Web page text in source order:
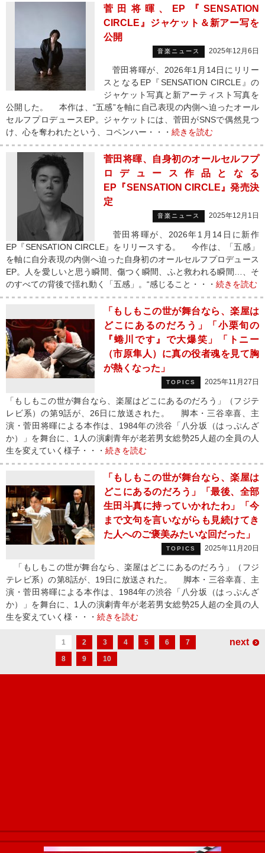
菅田将暉、EP『SENSATION
CIRCLE』ジャケット＆新アー写を
公開
音楽ニュース 2025年12月6日
菅田将暉が、2026年1月14日にリリー
スとなるEP『SENSATION CIRCLE』の
ジャケット写真と新アーティスト写真を
公開した。 本作は、“五感”を軸に自己表現の内側へ迫ったオール
セルフプロデュースEP。ジャケットには、菅田がSNSで偶然見つ
け、心を奪われたという、コペンハー・・・ 続きを読む
菅田将暉、自身初のオールセルフプ
ロデュース作品となる
EP『SENSATION CIRCLE』発売決
定
音楽ニュース 2025年12月1日
菅田将暉が、2026年1月14日に新作
EP『SENSATION CIRCLE』をリリースする。 今作は、「五感」
を軸に自分表現の内側へ迫った自身初のオールセルフプロデュース
EP。人を愛しいと思う瞬間、傷つく瞬間、ふと救われる瞬間…、そ
のすべての背後で揺れ動く「五感」。“感じること・・・ 続きを読む
「もしもこの世が舞台なら、楽屋は
どこにあるのだろう」「小栗旬の
『蜷川です』で大爆笑」「トニー
（市原隼人）に真の役者魂を見て胸
が熱くなった」
TOPICS 2025年11月27日
「もしもこの世が舞台なら、楽屋はどこにあるのだろう」（フジテ
レビ系）の第9話が、26日に放送された。 脚本・三谷幸喜、主
演・菅田将暉による本作は、1984年の渋谷「八分坂（はっぷんざ
か）」を舞台に、1人の演劇青年が老若男女総勢25人超の全員の人
生を変えていく様子・・・ 続きを読む
「もしもこの世が舞台なら、楽屋は
どこにあるのだろう」「最後、全部
生田斗真に持っていかれたわ」「今
まで文句を言いながらも見続けてき
た人へのご褒美みたいな回だった」
TOPICS 2025年11月20日
「もしもこの世が舞台なら、楽屋はどこにあるのだろう」（フジ
テレビ系）の第8話が、19日に放送された。 脚本・三谷幸喜、主
演・菅田将暉による本作は、1984年の渋谷「八分坂（はっぷんざ
か）」を舞台に、1人の演劇青年が老若男女総勢25人超の全員の人
生を変えていく様・・・ 続きを読む
1 2 3 4 5 6
7
8
9 10
next